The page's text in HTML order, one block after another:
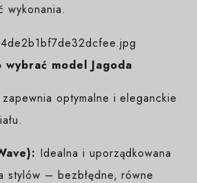
wykonania.
model Jagoda
zapewnia optymalne i eleganckie
Idealna i uporządkowana
stylów – bezbłędne, równe